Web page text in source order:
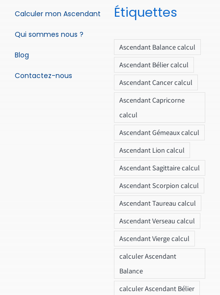
Calculer mon Ascendant
Qui sommes nous ?
Blog
Contactez-nous
Étiquettes
Ascendant Balance calcul
Ascendant Bélier calcul
Ascendant Cancer calcul
Ascendant Capricorne
calcul
Ascendant Gémeaux calcul
Ascendant Lion calcul
Ascendant Sagittaire calcul
Ascendant Scorpion calcul
Ascendant Taureau calcul
Ascendant Verseau calcul
Ascendant Vierge calcul
calculer Ascendant
Balance
calculer Ascendant Bélier